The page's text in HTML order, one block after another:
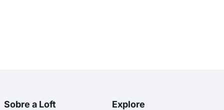
Sobre a Loft Explore